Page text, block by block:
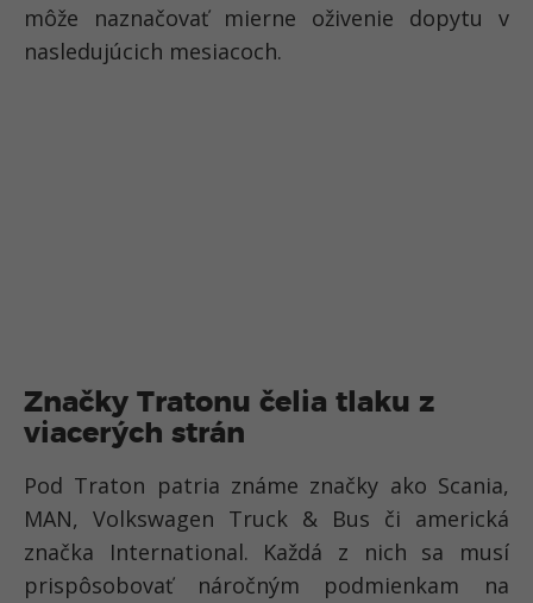
môže naznačovať mierne oživenie dopytu v
nasledujúcich mesiacoch.
Značky Tratonu čelia tlaku z
viacerých strán
Pod Traton patria známe značky ako Scania,
MAN, Volkswagen Truck & Bus či americká
značka International. Každá z nich sa musí
prispôsobovať náročným podmienkam na